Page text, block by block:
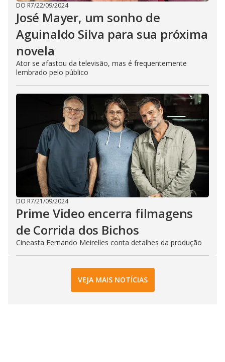
DO R7/22/09/2024
José Mayer, um sonho de
Aguinaldo Silva para sua próxima
novela
Ator se afastou da televisão, mas é frequentemente
lembrado pelo público
DO R7/21/09/2024
Prime Video encerra filmagens
de Corrida dos Bichos
Cineasta Fernando Meirelles conta detalhes da produção
VEJA MAIS NOTÍCIAS